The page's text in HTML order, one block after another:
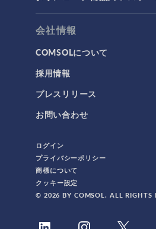
会社情報
COMSOLについて
採用情報
プレスリリース
お問い合わせ
ログイン
プライバシーポリシー
商標について
クッキー設定
© 2026 BY COMSOL. ALL RIGHTS